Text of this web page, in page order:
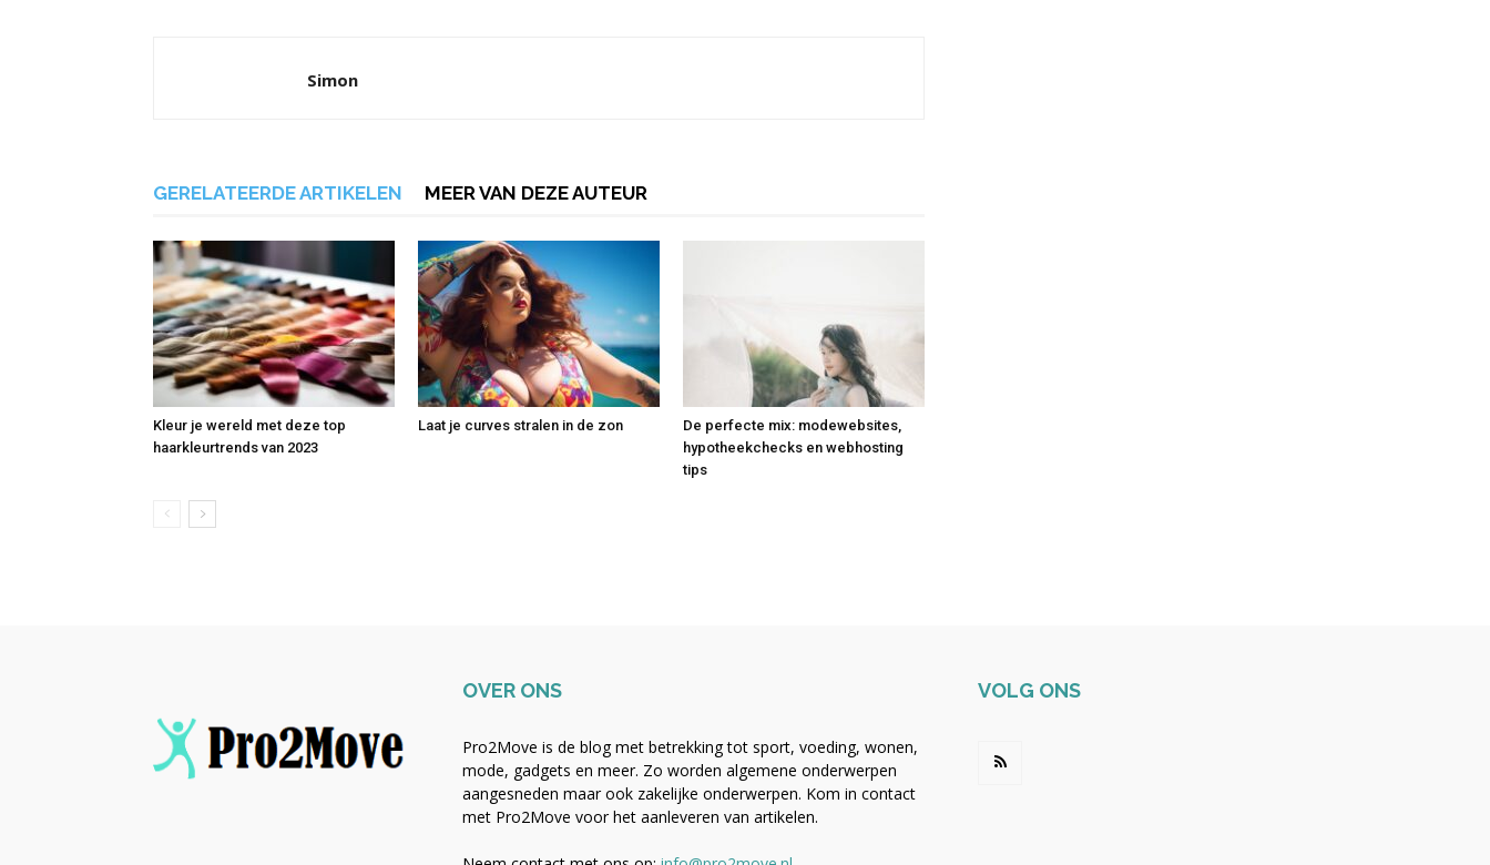
Simon
GERELATEERDE ARTIKELEN MEER VAN DEZE AUTEUR
Kleur je wereld met deze top
haarkleurtrends van 2023
Laat je curves stralen in de zon
De perfecte mix: modewebsites,
hypotheekchecks en webhosting
tips
OVER ONS
Pro2Move is de blog met betrekking tot sport, voeding, wonen,
mode, gadgets en meer. Zo worden algemene onderwerpen
aangesneden maar ook zakelijke onderwerpen. Kom in contact
met Pro2Move voor het aanleveren van artikelen.
VOLG ONS